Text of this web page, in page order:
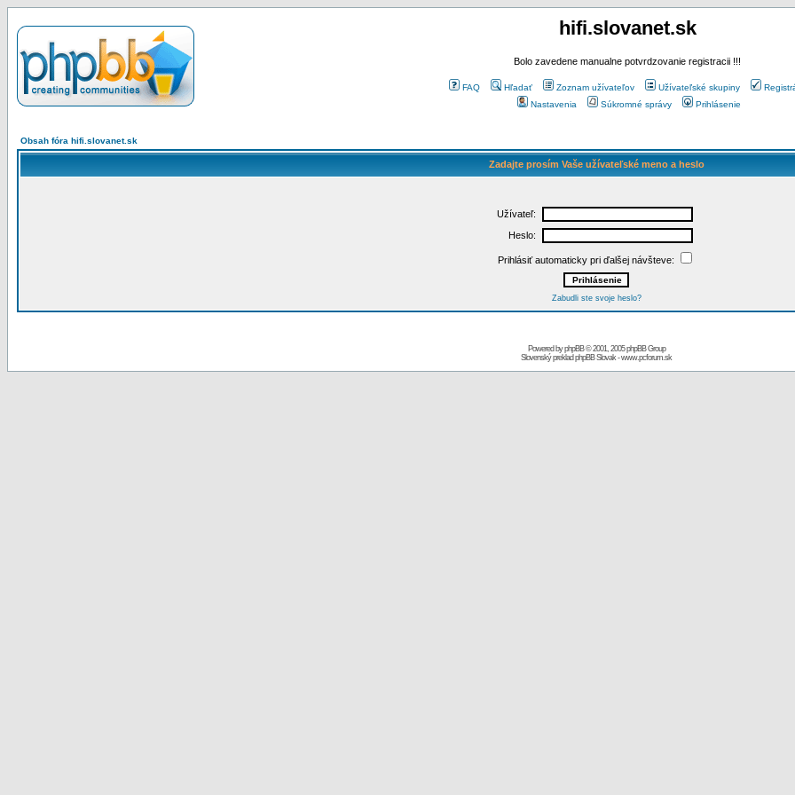
hifi.slovanet.sk
Bolo zavedene manualne potvrdzovanie registracii !!!
FAQ Hľadať Zoznam užívateľov Užívateľské skupiny
Nastavenia
Súkromné správy Prihlásenie
Obsah fóra hifi.slovanet.sk
Zadajte prosím Vaše užívateľské meno a heslo
Užívateľ:
Heslo:
Prihlásiť automaticky pri ďalšej návšteve:
Zabudli ste svoje heslo?
Powered byphpBB© 2001, 2005 phpBB Group
Slovenský preklad phpBB Slovak-www.pcforum.sk